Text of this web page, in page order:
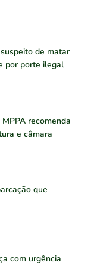
de matar
por porte ilegal
MPPA recomenda
e câmara
que
com urgência